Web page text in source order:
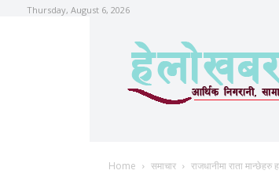
Thursday, August 6, 2026
Home समाचार राजधानीमा राता मान्छेहरु